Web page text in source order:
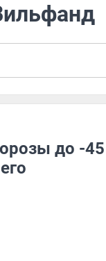
до -45